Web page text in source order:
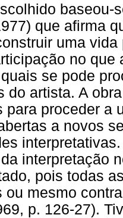
baseou-
que afirma
uma
no que
se pode
do artista. A
para proceder a
a novos
interpretação
pois todas
ou mesmo
p. 126-27).